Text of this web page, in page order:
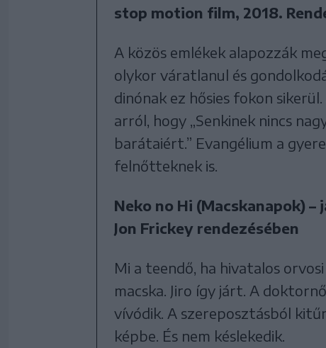
stop motion film, 2018.
A közös emlékek alapozzák
olykor váratlanul és
dinónak ez hősies fokon
arról, hogy „Senkinek nincs
barátaiért.” Evangélium a
felnőtteknek is.
Neko no Hi (Macskanapok)
Jon Frickey rendezésében
Mi a teendő, ha hivatalos
macska. Jiro így járt. A
vívódik. A szereposztásból
képbe. És nem késlekedik.